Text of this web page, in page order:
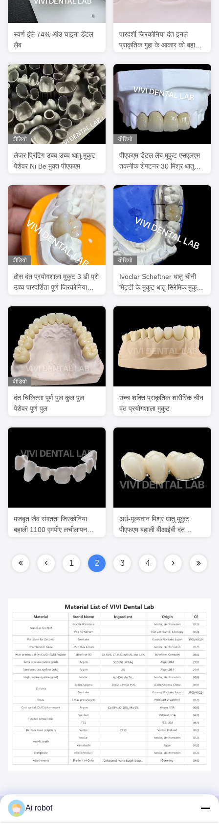
स्वर्ण इंले 74% ऑउ चाइना डेंटल
लैब
पारदर्शी जिरकोनिया दंत इनले
प्राकृतिक गुहा के आकार को बहाल
वीडियो
लेजर प्रिंटिंग उच्च उच्च धातु मुकुट
पेशेवर Ni Be मुक्त पीएफएम
वीडियो
पीएफएम डेंटल लैब मुकुट एसएलएम
तकनीक शेफ्टनर 30 मिश्र धातु
वीडियो
ठोस दंत प्रयोगशाला मुकुट 3 डी प्रो
उच्च पारदर्शिता पूर्ण जिरकोनिया
वीडियो
Ivoclar Scheftner धातु चीनी
मिट्टी के मुकुट धातु सिरेमिक मुकुट
वीडियो
दंत चिकित्सा पूर्ण पुल कुल पुल
पेशेवर पूर्ण पुल
उच्च शक्ति प्राकृतिक शारीरिक चीन
दंत प्रयोगशाला मुकुट
मजबूत जैव संगतता जिरकोनिया
बहाली 1100 एमपीए लचीलापन
अर्ध-मूल्यवान मिश्र धातु मुकुट
पीएफएम बहाली वीआईवी दंत
1 2 3 4
Ai robot